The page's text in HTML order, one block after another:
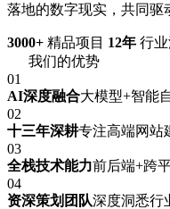
落地的数字现实，共同驱
3000+ 精品项目 12年 行
我们的优势
01
AI深度融合大模型+智能
02
十三年深耕专注高端网站
03
全栈技术能力前后端+跨
04
资深策划团队深度洞悉行